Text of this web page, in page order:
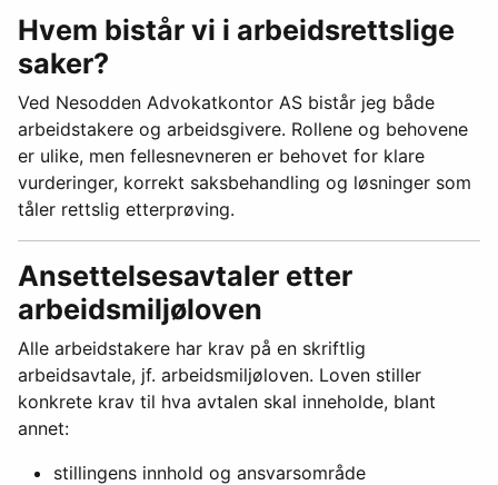
Hvem bistår vi i arbeidsrettslige
saker?
Ved Nesodden Advokatkontor AS bistår jeg både
arbeidstakere og arbeidsgivere. Rollene og behovene
er ulike, men fellesnevneren er behovet for klare
vurderinger, korrekt saksbehandling og løsninger som
tåler rettslig etterprøving.
Ansettelsesavtaler etter
arbeidsmiljøloven
Alle arbeidstakere har krav på en skriftlig
arbeidsavtale, jf. arbeidsmiljøloven. Loven stiller
konkrete krav til hva avtalen skal inneholde, blant
annet:
stillingens innhold og ansvarsområde